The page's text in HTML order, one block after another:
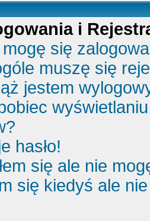
i
się
muszę się
jestem
hasło!
się ale nie
się kiedyś ale